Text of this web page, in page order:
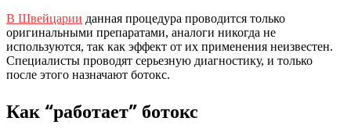
В Швейцарии данная процедура проводится только
оригинальными препаратами, аналоги никогда не
используются, так как эффект от их применения неизвестен.
Специалисты проводят серьезную диагностику, и только
после этого назначают ботокс.
Как “работает” ботокс